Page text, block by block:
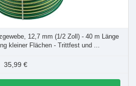
12,7 mm (1/2 Zoll) - 40 m Länge
kleiner Flächen - Trittfest und ...
35,99 €